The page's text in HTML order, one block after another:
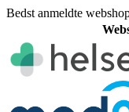
Bedst anmeldte